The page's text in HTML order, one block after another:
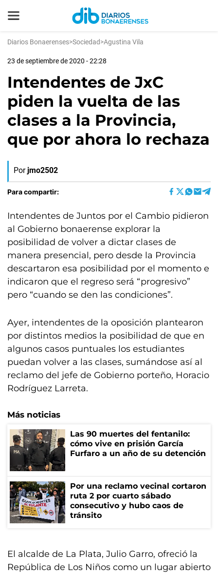
Diarios Bonaerenses>Sociedad>Agustina Vila
23 de septiembre de 2020 - 22:28
Intendentes de JxC
piden la vuelta de las
clases a la Provincia,
que por ahora lo rechaza
Por jmo2502
Para compartir:
Intendentes de Juntos por el Cambio pidieron
al Gobierno bonaerense explorar la
posibilidad de volver a dictar clases de
manera presencial, pero desde la Provincia
descartaron esa posibilidad por el momento e
indicaron que el regreso será “progresivo”
pero “cuando se den las condiciones”.
Ayer, intendentes de la oposición plantearon
por distintos medios la posibilidad de que en
algunos casos puntuales los estudiantes
puedan volver a las clases, sumándose así al
reclamo del jefe de Gobierno porteño, Horacio
Rodríguez Larreta.
Más noticias
Las 90 muertes del fentanilo:
cómo vive en prisión García
Furfaro a un año de su detención
Por una reclamo vecinal cortaron
ruta 2 por cuarto sábado
consecutivo y hubo caos de
tránsito
El alcalde de La Plata, Julio Garro, ofreció la
República de Los Niños como un lugar abierto